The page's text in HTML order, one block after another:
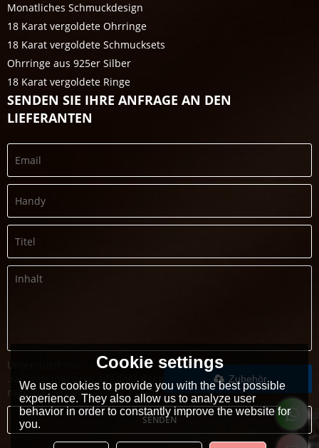
Monatliches Schmuckdesign
18 Karat vergoldete Ohrringe
18 Karat vergoldete Schmucksets
Ohrringe aus 925er Silber
18 Karat vergoldete Ringe
SENDEN SIE IHRE ANFRAGE AN DEN
LIEFERANTEN
Unterstützt nur
.rar/.zip/.jpg/.png/.gif/.doc/.xls/.pdf,
maximal 20 MB
Zubehör
SENDEN
Cookie settings
We use cookies to provide you with the best possible
experience. They also allow us to analyze user
behavior in order to constantly improve the website for
you.